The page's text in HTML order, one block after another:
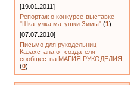
[19.01.2011]
Репортаж о конкурсе-выставке
"Шкатулка матушки Зимы" (1)
[07.07.2010]
Письмо для рукодельниц
Казахстана от создателя
сообщества МАГИЯ РУКОДЕЛИЯ,
(0)